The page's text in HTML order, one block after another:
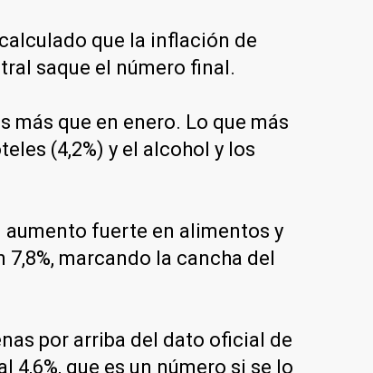
que la inflación de
saque el número final.
más que en enero. Lo que más
(4,2%) y el alcohol y los
aumento fuerte en alimentos y
marcando la cancha del
por arriba del dato oficial de
que es un número si se lo